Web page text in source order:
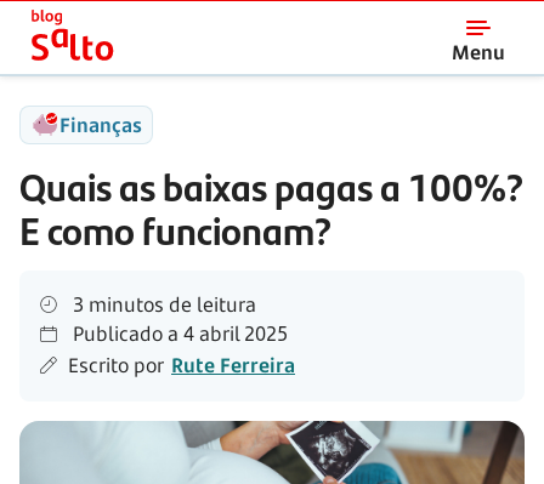
Menu
Salto
Finanças
Quais as baixas pagas a 100%?
E como funcionam?
3 minutos de leitura
Publicado a 4 abril 2025
Escrito por Rute Ferreira